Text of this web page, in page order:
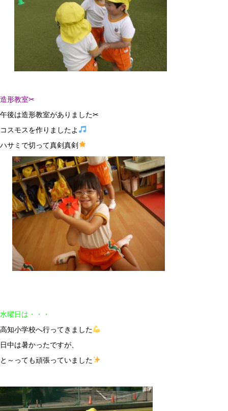
造形教室✂
午後は造形教室がありました✂
コスモスを作りましたよ
ハサミで切って真剣真剣
水曜日は・・・
高知小学校へ行ってきました
日中は暑かったですが、
と～っても頑張っていました